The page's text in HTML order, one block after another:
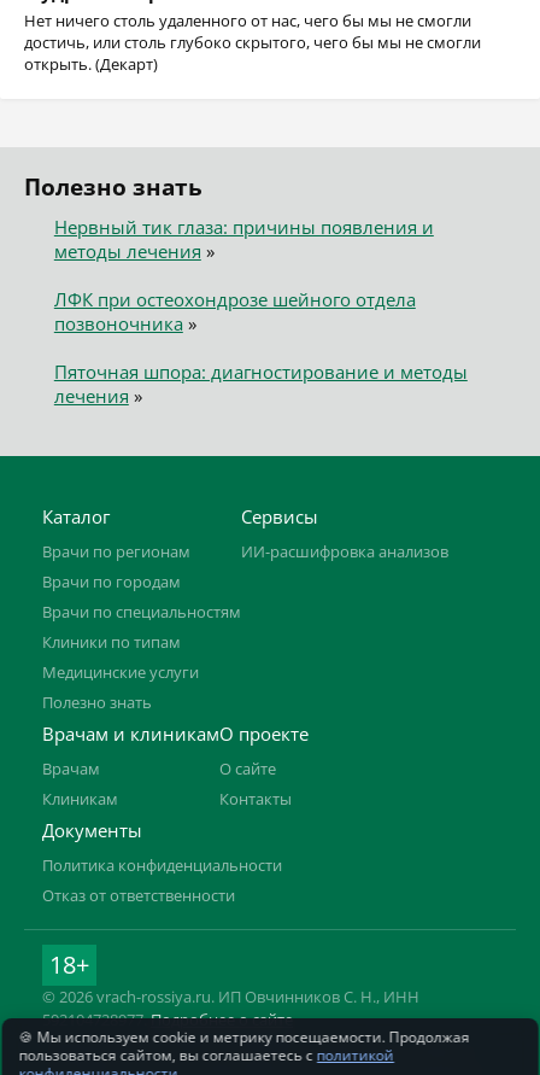
Нет ничего столь удаленного от нас, чего бы мы не смогли
достичь, или столь глубоко скрытого, чего бы мы не смогли
открыть. (Декарт)
Полезно знать
Нервный тик глаза: причины появления и
методы лечения »
ЛФК при остеохондрозе шейного отдела
позвоночника»
Пяточная шпора: диагностирование и методы
лечения »
Каталог
Врачи по регионам
Врачи по городам
Врачи по специальностям
Клиники по типам
Медицинские услуги
Полезно знать
Сервисы
ИИ-расшифровка анализов
Врачам и клиникам
Врачам
Клиникам
О проекте
О сайте
Контакты
Документы
Политика конфиденциальности
Отказ от ответственности
18+
© 2026 vrach-rossiya.ru. ИП Овчинников С. Н., ИНН
592104728977.Подробнее о сайте
Информация на сайте не заменяет приём врача. Имеются
противопоказания, необходима консультация специалиста.
🍪 Мы используем cookie и метрику посещаемости. Продолжая
пользоваться сайтом, вы соглашаетесь с политикой